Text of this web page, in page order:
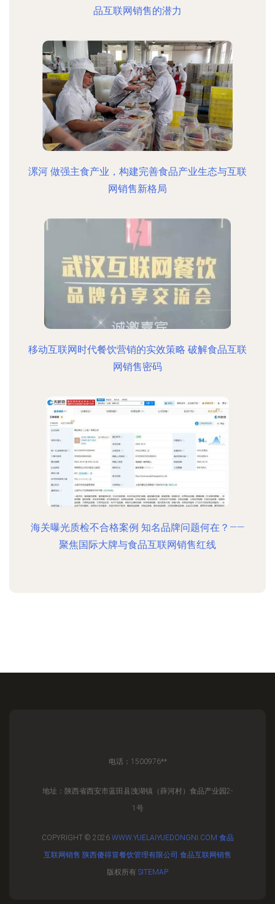
品互联网销售的潜力
漯河 做强主食产业，构建完善食品产业生态与互联
网销售新格局
移动互联网时代餐饮营销的实效策略 破解食品互联
网销售密码
海关曝光质检不合格案例 知名品牌问题何在？——
聚焦国际大牌与食品互联网销售红线
电话：1500976**
地址：陕西省西安市蓝田县洩湖镇（薛河村）食品产业园2-
1号
COPYRIGHT © 2026 WWW.YUELAIYUEDONGNI.COM 食品
互联网销售 陕西傻得冒餐饮管理有限公司 食品互联网销售
版权所有 SITEMAP